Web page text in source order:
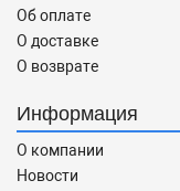
Об оплате
О доставке
О возврате
Информация
О компании
Новости